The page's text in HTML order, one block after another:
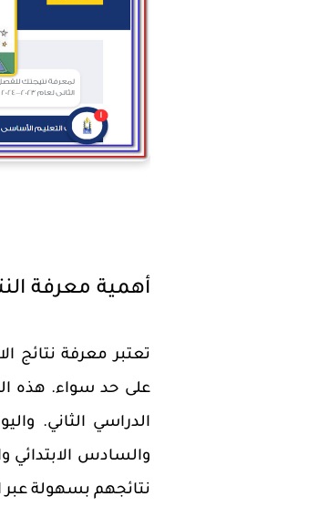
أهمية معرفة
تعتبر معرفة نتائج
على حد سواء. هذه
الدراسي الثاني.
والسادس الابتدائي
نتائجهم بسهولة عبر